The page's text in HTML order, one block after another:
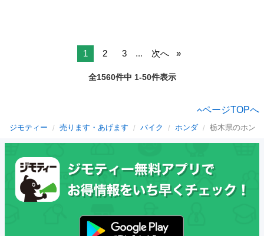
1 2 3 ... 次へ
全1560件中 1-50件表示
ページTOPへ
ジモティー 売ります・あげます バイク ホンダ 栃木県のホンダ